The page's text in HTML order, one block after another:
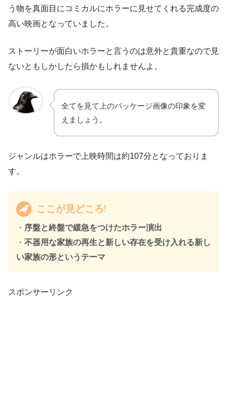
う物を真面目にコミカルにホラーに見せてくれる完成度の
高い映画となっていました。
ストーリーが面白いホラーと言うのは意外と貴重なので見
ないともしかしたら損かもしれませんよ。
全てを見て上のパッケージ画像の印象を変
えましょう。
ジャンルはホラーで上映時間は約107分となっておりま
す。
ここが見どころ!
・ 序盤と終盤で緩急をつけたホラー演出
・ 不器用な家族の再生と新しい存在を受け入れる新し
い家族の形というテーマ
スポンサーリンク